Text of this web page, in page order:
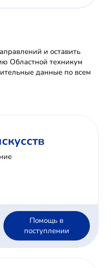
и оставить
Областной техникум
данные по всем
Помощь в
поступлении